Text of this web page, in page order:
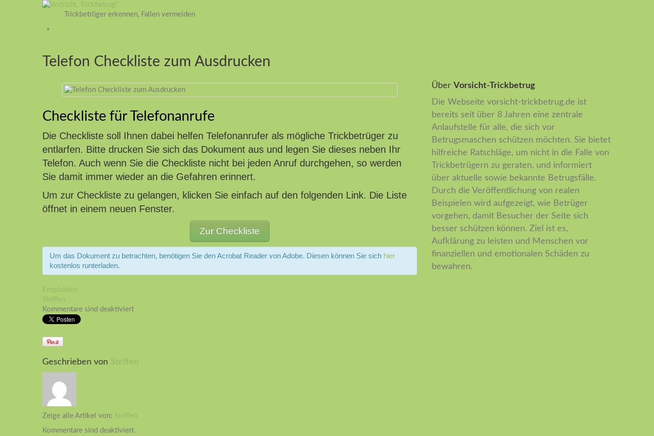
Trickbetrüger erkennen, Fallen vermeiden
Telefon Checkliste zum Ausdrucken
Checkliste für Telefonanrufe
Die Checkliste soll Ihnen dabei helfen Telefonanrufer als mögliche Trickbetrüger zu
entlarfen. Bitte drucken Sie sich das Dokument aus und legen Sie dieses neben Ihr
Telefon. Auch wenn Sie die Checkliste nicht bei jeden Anruf durchgehen, so werden
Sie damit immer wieder an die Gefahren erinnert.
Um zur Checkliste zu gelangen, klicken Sie einfach auf den folgenden Link. Die Liste
öffnet in einem neuen Fenster.
Zur Checkliste
Um das Dokument zu betrachten, benötigen Sie den Acrobat Reader von Adobe. Diesen können Sie sich hier
kostenlos runterladen.
Empfohlen
Steffen
Kommentare sind deaktiviert
Geschrieben von Steffen
Zeige alle Artikel von: Steffen
Kommentare sind deaktiviert.
Über Vorsicht-Trickbetrug
Die Webseite vorsicht-trickbetrug.de ist
bereits seit über 8 Jahren eine zentrale
Anlaufstelle für alle, die sich vor
Betrugsmaschen schützen möchten. Sie bietet
hilfreiche Ratschläge, um nicht in die Falle von
Trickbetrügern zu geraten, und informiert
über aktuelle sowie bekannte Betrugsfälle.
Durch die Veröffentlichung von realen
Beispielen wird aufgezeigt, wie Betrüger
vorgehen, damit Besucher der Seite sich
besser schützen können. Ziel ist es,
Aufklärung zu leisten und Menschen vor
finanziellen und emotionalen Schäden zu
bewahren.